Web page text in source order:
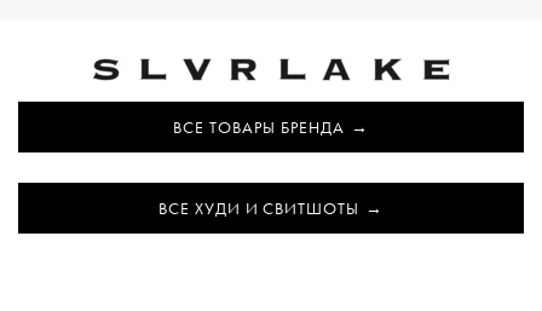
ВСЕ ТОВАРЫ БРЕНДА
ВСЕ ХУДИ И СВИТШОТЫ